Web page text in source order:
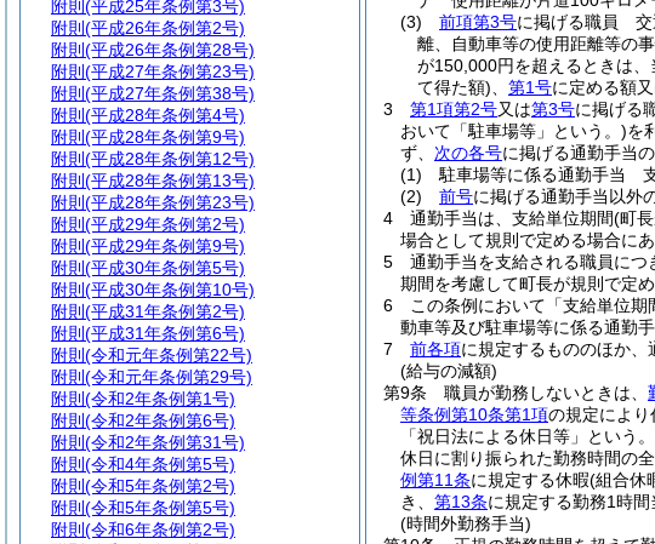
(3)
前項第3号に掲げる職員 交
離、自動車等の使用距離等の
が150,000円を超えるときは
て得た額)
第1号に定める額
3
第1項第2号又は第3号に掲げる
おいて「駐車場等」という。)を
ず、 次の各号に掲げる通勤手当
(1)
駐車場等に係る通勤手当
(2)
前号に掲げる通勤手当以外
4
通勤手当は、支給単位期間(町
場合として規則で定める場合に
5
通勤手当を支給される職員に
期間を考慮して町長が規則で定
6
この条例において「支給単位
動車等及び駐車場等に係る通勤
7
前各項に規定するもののほか、
(給与の減額)
第9条
職員が勤務しないときは、
等条例第10条第1項の規定によ
「祝日法による休日等」という
休日に割り振られた勤務時間の
例第11条に規定する休暇(組合休
き、 第13条に規定する勤務1時間
(時間外勤務手当)
附則 (平成25年条例第3号)
附則 (平成26年条例第2号)
附則 (平成26年条例第28号)
附則 (平成27年条例第23号)
附則 (平成27年条例第38号)
附則 (平成28年条例第4号)
附則 (平成28年条例第9号)
附則 (平成28年条例第12号)
附則 (平成28年条例第13号)
附則 (平成28年条例第23号)
附則 (平成29年条例第2号)
附則 (平成29年条例第9号)
附則 (平成30年条例第5号)
附則 (平成30年条例第10号)
附則 (平成31年条例第2号)
附則 (平成31年条例第6号)
附則 (令和元年条例第22号)
附則 (令和元年条例第29号)
附則 (令和2年条例第1号)
附則 (令和2年条例第6号)
附則 (令和2年条例第31号)
附則 (令和4年条例第5号)
附則 (令和5年条例第2号)
附則 (令和5年条例第5号)
附則 (令和6年条例第2号)